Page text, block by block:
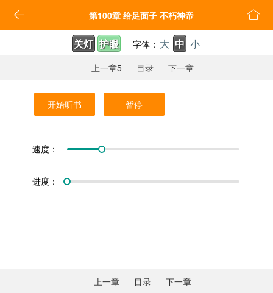
 第100章 给足面子 不朽神帝 
关灯 护眼 字体： 大 中 小
上一章5 目录 下一章
开始听书 暂停
速度：
进度：
上一章 目录 下一章